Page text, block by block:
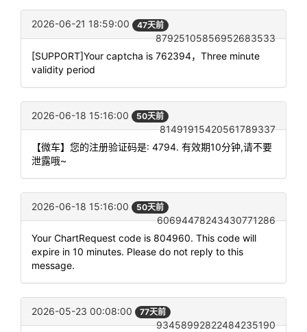
2026-06-21 18:59:00 47天前
87925105856952683533
[SUPPORT]Your captcha is 762394，Three minute
validity period
2026-06-18 15:16:00 50天前
81491915420561789337
【微车】您的注册验证码是: 4794. 有效期10分钟,请不要
泄露哦~
2026-06-18 15:16:00 50天前
60694478243430771286
Your ChartRequest code is 804960. This code will
expire in 10 minutes. Please do not reply to this
message.
2026-05-23 00:08:00 77天前
93458992822484235190